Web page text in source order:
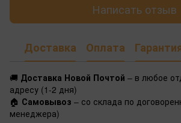
Написать отзыв
Доставка Оплата
🚚 Доставка Новой Почтой – в любое
адресу (1-2 дня)
🏠 Самовывоз – со склада по
менеджера)